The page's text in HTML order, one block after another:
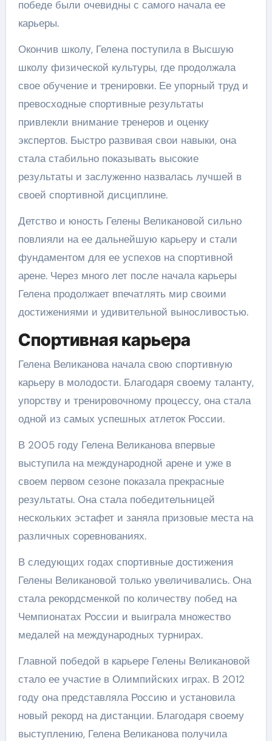
победе были очевидны с самого начала ее
карьеры.
Окончив школу, Гелена поступила в Высшую
школу физической культуры, где продолжала
свое обучение и тренировки. Ее упорный труд и
превосходные спортивные результаты
привлекли внимание тренеров и оценку
экспертов. Быстро развивая свои навыки, она
стала стабильно показывать высокие
результаты и заслуженно назвалась лучшей в
своей спортивной дисциплине.
Детство и юность Гелены Великановой сильно
повлияли на ее дальнейшую карьеру и стали
фундаментом для ее успехов на спортивной
арене. Через много лет после начала карьеры
Гелена продолжает впечатлять мир своими
достижениями и удивительной выносливостью.
Спортивная карьера
Гелена Великанова начала свою спортивную
карьеру в молодости. Благодаря своему таланту,
упорству и тренировочному процессу, она стала
одной из самых успешных атлеток России.
В 2005 году Гелена Великанова впервые
выступила на международной арене и уже в
своем первом сезоне показала прекрасные
результаты. Она стала победительницей
нескольких эстафет и заняла призовые места на
различных соревнованиях.
В следующих годах спортивные достижения
Гелены Великановой только увеличивались. Она
стала рекордсменкой по количеству побед на
Чемпионатах России и выиграла множество
медалей на международных турнирах.
Главной победой в карьере Гелены Великановой
стало ее участие в Олимпийских играх. В 2012
году она представляла Россию и установила
новый рекорд на дистанции. Благодаря своему
выступлению, Гелена Великанова получила